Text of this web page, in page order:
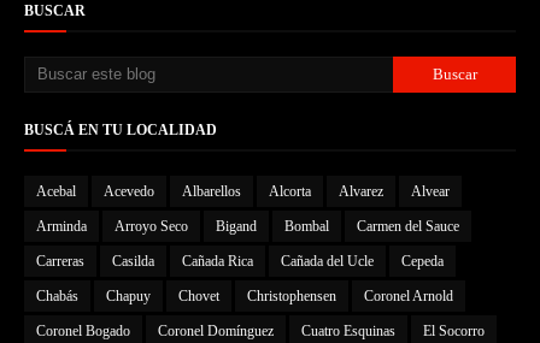
BUSCAR
BUSCÁ EN TU LOCALIDAD
Acebal Acevedo Albarellos Alcorta Alvarez Alvear
Arminda Arroyo Seco Bigand Bombal Carmen del Sauce
Carreras Casilda Cañada Rica Cañada del Ucle Cepeda
Chabás Chapuy Chovet Christophensen Coronel Arnold
Coronel Bogado Coronel Domínguez Cuatro Esquinas El Socorro